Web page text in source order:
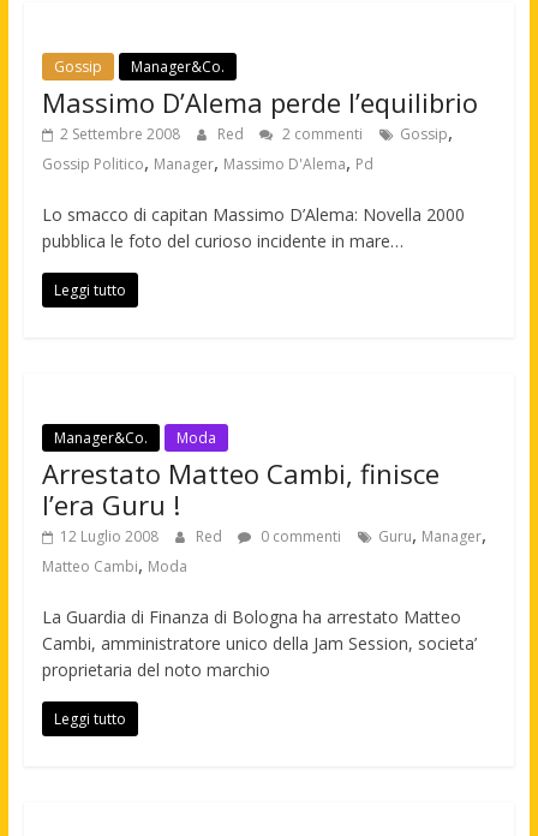
Gossip Manager&Co.
Massimo D’Alema perde l’equilibrio
2 Settembre 2008 Red 2 commenti Gossip,
Gossip Politico, Manager, Massimo D'Alema, Pd
Lo smacco di capitan Massimo D’Alema: Novella 2000
pubblica le foto del curioso incidente in mare…
Leggi tutto
Manager&Co. Moda
Arrestato Matteo Cambi, finisce
l’era Guru !
12 Luglio 2008 Red 0 commenti Guru, Manager,
Matteo Cambi, Moda
La Guardia di Finanza di Bologna ha arrestato Matteo
Cambi, amministratore unico della Jam Session, societa’
proprietaria del noto marchio
Leggi tutto